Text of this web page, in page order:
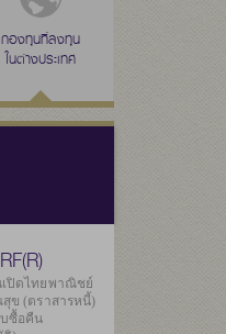
ลดหย่อนภาษี
(THAI ESG)
กองทุนที่ลงทุน
ในต่างประเทศ
เปิดไทยพาณิชย์
ข (ตราสารหนี้)
ซื้อคืน